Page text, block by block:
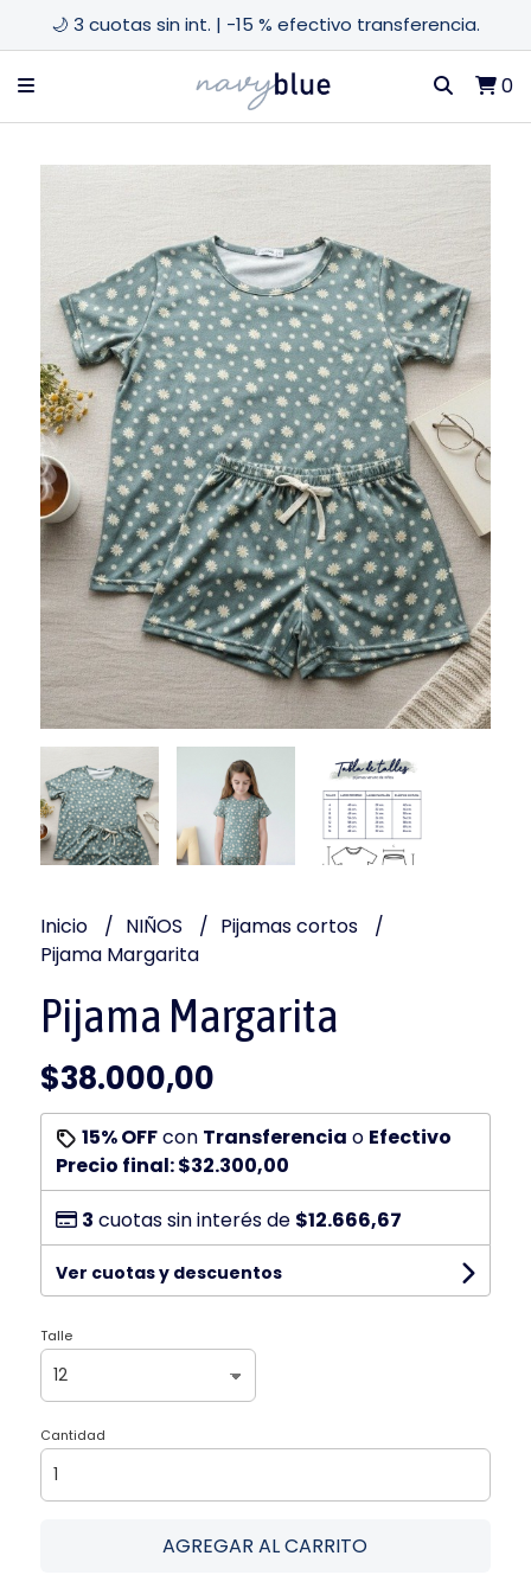
🌙 3 cuotas sin int. | -15 % efectivo transferencia.
0
Inicio NIÑOS
Pijamas cortos
Pijama Margarita
Pijama Margarita
$38.000,00
15% OFFcon Transferencia o Efectivo
Precio final:$32.300,00
3 cuotas sin interés de $12.666,67
Ver cuotas y descuentos
Talle
Cantidad
AGREGAR AL CARRITO